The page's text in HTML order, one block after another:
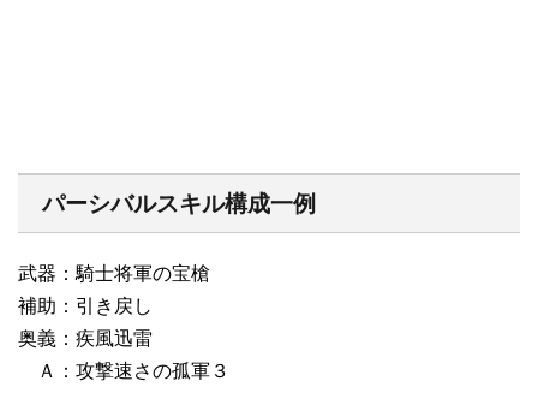
パーシバルスキル構成一例
武器：騎士将軍の宝槍
補助：引き戻し
奥義：疾風迅雷
Ａ：攻撃速さの孤軍３